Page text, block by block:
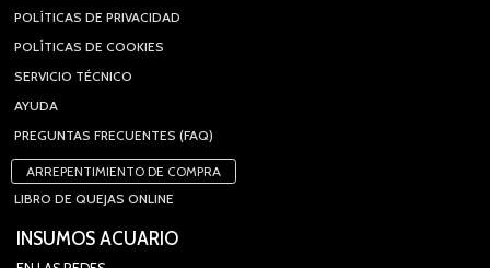
POLÍTICAS DE PRIVACIDAD
POLÍTICAS DE COOKIES
SERVICIO TÉCNICO
AYUDA
PREGUNTAS FRECUENTES (FAQ)
ARREPENTIMIENTO DE COMPRA
LIBRO DE QUEJAS ONLINE
INSUMOS ACUARIO